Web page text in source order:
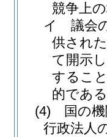
競争上
イ
議会
供され
て開示
するこ
的であ
(4)
国の
行政法人